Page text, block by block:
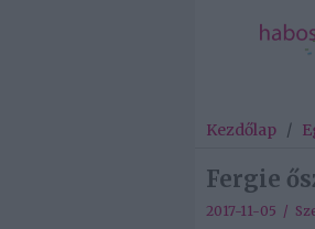
Kezdőlap /
Fergie
2017-11-05 /